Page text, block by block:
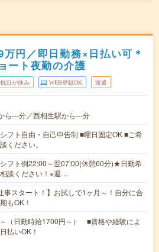
円／即日勤務×日払い可＊
ート夜勤の介護
日が休み WEB登録OK 派遣
ら---分／西相生駅から---分
シフト自由・自己申告制 ■曜日固定OK ■ご希
ください。
フト例22:00～翌07:00(休憩60分)★日勤希
談ください！※週…
事スタート！】お試しで1ヶ月～！自分に合
もOK！
（日勤時給1700円～） ■資格や経験によ
払いOK！